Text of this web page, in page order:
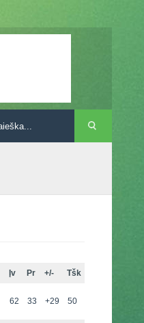
Įv Pr +/- Tšk
62 33 +29 50